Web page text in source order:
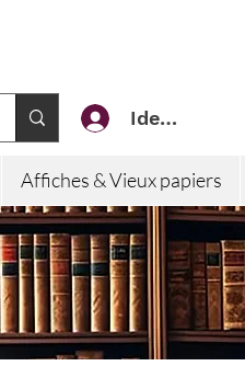
Identifiez-
Affiches & Vieux papiers